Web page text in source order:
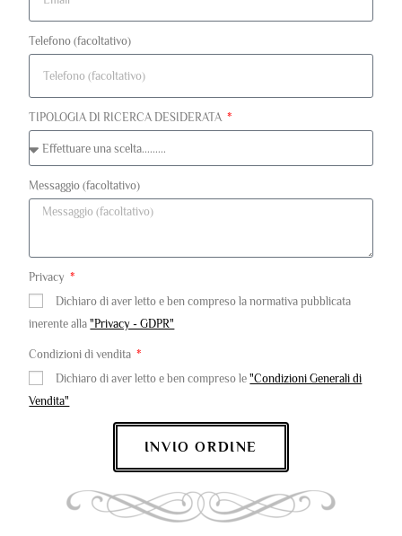
Telefono (facoltativo)
TIPOLOGIA DI RICERCA DESIDERATA
Messaggio (facoltativo)
Privacy
Dichiaro di aver letto e ben compreso la normativa pubblicata
inerente alla"Privacy - GDPR"
Condizioni di vendita
Dichiaro di aver letto e ben compreso le"Condizioni Generali di
Vendita"
INVIO ORDINE